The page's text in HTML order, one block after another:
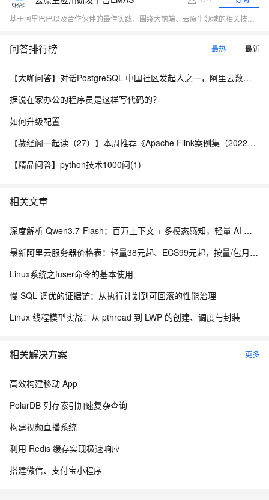
问答排行榜 最热 最新
【大咖问答】对话PostgreSQL 中国社区发起人之一，阿里云数据库高级专家 德哥
据说在家办公的程序员是这样写代码的？
如何升级配置
【藏经阁一起读（27）】本周推荐《Apache Flink案例集（2022版）》，你有哪些心得？
【精品问答】python技术1000问(1)
相关文章
深度解析 Qwen3.7-Flash：百万上下文 + 多模态感知，轻量 AI 的全能之选
最新阿里云服务器价格表：轻量38元起、ECS99元起，按量/包月/包年，新老用户同享优惠明细参考
Linux系统之fuser命令的基本使用
慢 SQL 调优的证据链：从执行计划到可回滚的性能治理
Linux 线程模型实战：从 pthread 到 LWP 的创建、调度与封装
相关解决方案 更多
高效构建移动 App
PolarDB 列存索引加速复杂查询
构建视频直播系统
利用 Redis 缓存实现极速响应
搭建微信、支付宝小程序